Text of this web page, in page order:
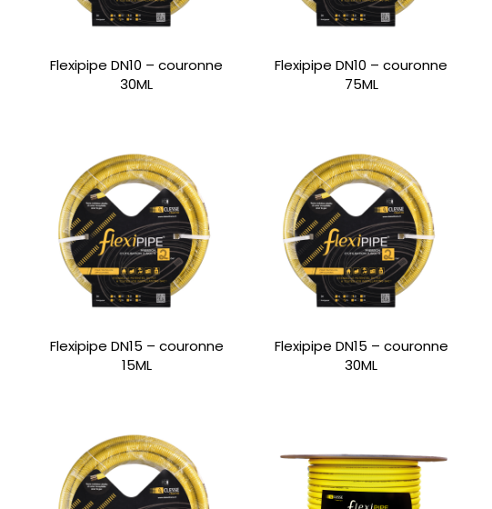
Flexipipe DN10 – couronne
30ML
Flexipipe DN10 – couronne
75ML
Flexipipe DN15 – couronne
15ML
Flexipipe DN15 – couronne
30ML